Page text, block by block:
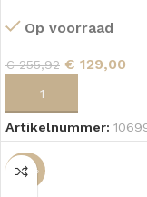
Op voorraad
€255,92 € 129,00
Artikelnummer:
-29%